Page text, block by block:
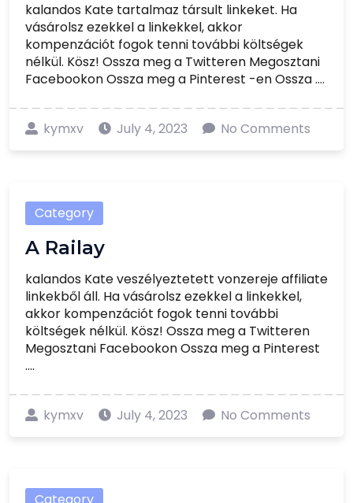
kalandos Kate tartalmaz társult linkeket. Ha
vásárolsz ezekkel a linkekkel, akkor
kompenzációt fogok tenni további költségek
nélkül. Kösz! Ossza meg a Twitteren Megosztani
Facebookon Ossza meg a Pinterest -en Ossza ....
kymxv July 4, 2023 No Comments
Category
A Railay
kalandos Kate veszélyeztetett vonzereje affiliate
linkekből áll. Ha vásárolsz ezekkel a linkekkel,
akkor kompenzációt fogok tenni további
költségek nélkül. Kösz! Ossza meg a Twitteren
Megosztani Facebookon Ossza meg a Pinterest
....
kymxv July 4, 2023 No Comments